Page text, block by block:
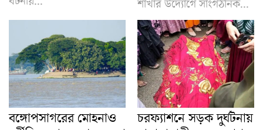
৫ আগস্ট ছুটি পাবেন না…
রাজনীতিকে কৃত্রিমভাবে সংসদের বাইরে
নিয়ে…
বয়স্ক, বিধবা, প্রতিবন্ধীসহ শিক্ষা
উপবৃত্তির…
শাখার উদ্যোগে সাংগঠনিক...
বঙ্গোপসাগরের মোহনাও
চরফ্যাশনে সড়ক দুর্ঘটনায়